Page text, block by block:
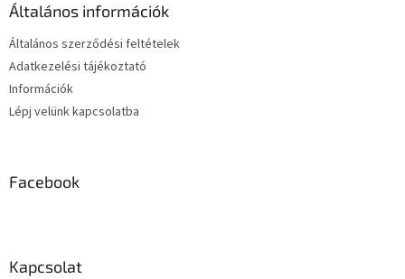
Általános információk
Általános szerződési feltételek
Adatkezelési tájékoztató
Információk
Lépj velünk kapcsolatba
Facebook
Kapcsolat